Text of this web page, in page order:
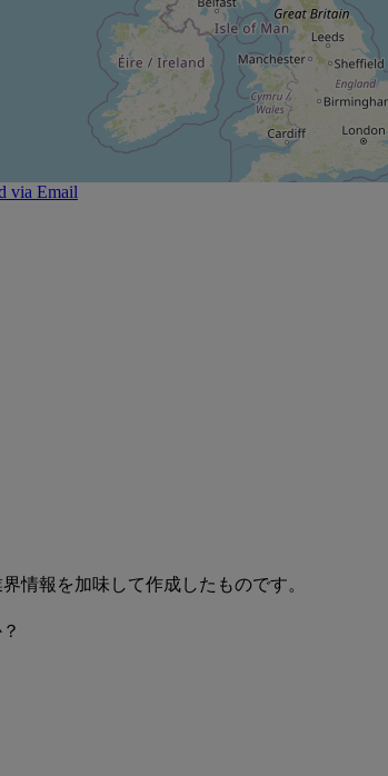
via Email
情報を加味して作成したものです。